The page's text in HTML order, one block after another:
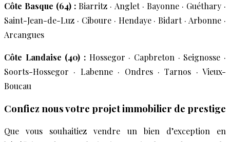
Côte Basque (64) : Biarritz · Anglet · Bayonne · Guéthary ·
Saint-Jean-de-Luz · Ciboure · Hendaye · Bidart · Arbonne ·
Arcangues
Côte Landaise (40) : Hossegor · Capbreton · Seignosse ·
Soorts-Hossegor · Labenne · Ondres · Tarnos · Vieux-
Boucau
Confiez nous votre projet immobilier de prestige
Que vous souhaitiez vendre un bien d’exception en